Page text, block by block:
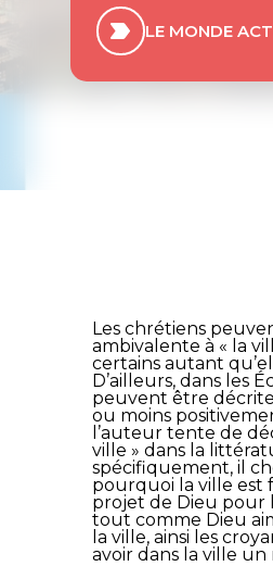
LE MONDE
Les chrétiens
ambivalente à « la
certains autant
D’ailleurs, dans les
peuvent être
ou moins
l’auteur tente de
ville » dans la
spécifiquement, il
pourquoi la ville est
projet de Dieu pour
tout comme Dieu
la ville, ainsi les
avoir dans la ville